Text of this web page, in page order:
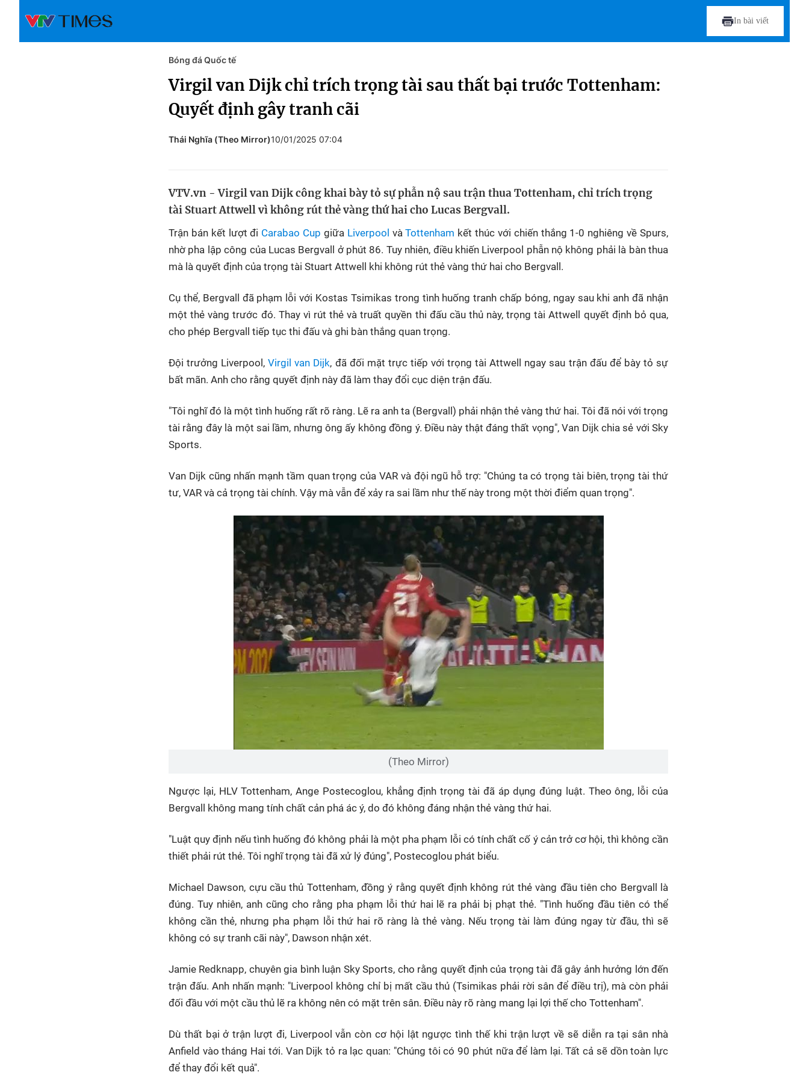
In bài viết
Bóng đá Quốc tế
Virgil van Dijk chỉ trích trọng tài sau thất bại trước Tottenham:
Quyết định gây tranh cãi
Thái Nghĩa (Theo Mirror)10/01/2025 07:04
VTV.vn - Virgil van Dijk công khai bày tỏ sự phẫn nộ sau trận thua Tottenham, chỉ trích trọng
tài Stuart Attwell vì không rút thẻ vàng thứ hai cho Lucas Bergvall.
Trận bán kết lượt đi Carabao Cup giữa Liverpool vàTottenham kết thúc với chiến thắng 1-0 nghiêng về Spurs,
nhờ pha lập công của Lucas Bergvall ở phút 86. Tuy nhiên, điều khiến Liverpool phẫn nộ không phải là bàn thua
mà là quyết định của trọng tài Stuart Attwell khi không rút thẻ vàng thứ hai cho Bergvall.
Cụ thể, Bergvall đã phạm lỗi với Kostas Tsimikas trong tình huống tranh chấp bóng, ngay sau khi anh đã nhận
một thẻ vàng trước đó. Thay vì rút thẻ và truất quyền thi đấu cầu thủ này, trọng tài Attwell quyết định bỏ qua,
cho phép Bergvall tiếp tục thi đấu và ghi bàn thắng quan trọng.
Đội trưởng Liverpool,Virgil van Dijk, đã đối mặt trực tiếp với trọng tài Attwell ngay sau trận đấu để bày tỏ sự
bất mãn. Anh cho rằng quyết định này đã làm thay đổi cục diện trận đấu.
"Tôi nghĩ đó là một tình huống rất rõ ràng. Lẽ ra anh ta (Bergvall) phải nhận thẻ vàng thứ hai. Tôi đã nói với trọng
tài rằng đây là một sai lầm, nhưng ông ấy không đồng ý. Điều này thật đáng thất vọng", Van Dijk chia sẻ với Sky
Sports.
Van Dijk cũng nhấn mạnh tầm quan trọng của VAR và đội ngũ hỗ trợ: "Chúng ta có trọng tài biên, trọng tài thứ
tư, VAR và cả trọng tài chính. Vậy mà vẫn để xảy ra sai lầm như thế này trong một thời điểm quan trọng".
(Theo Mirror)
Ngược lại, HLV Tottenham, Ange Postecoglou, khẳng định trọng tài đã áp dụng đúng luật. Theo ông, lỗi của
Bergvall không mang tính chất cản phá ác ý, do đó không đáng nhận thẻ vàng thứ hai.
"Luật quy định nếu tình huống đó không phải là một pha phạm lỗi có tính chất cố ý cản trở cơ hội, thì không cần
thiết phải rút thẻ. Tôi nghĩ trọng tài đã xử lý đúng", Postecoglou phát biểu.
Michael Dawson, cựu cầu thủ Tottenham, đồng ý rằng quyết định không rút thẻ vàng đầu tiên cho Bergvall là
đúng. Tuy nhiên, anh cũng cho rằng pha phạm lỗi thứ hai lẽ ra phải bị phạt thẻ. "Tình huống đầu tiên có thể
không cần thẻ, nhưng pha phạm lỗi thứ hai rõ ràng là thẻ vàng. Nếu trọng tài làm đúng ngay từ đầu, thì sẽ
không có sự tranh cãi này", Dawson nhận xét.
Jamie Redknapp, chuyên gia bình luận Sky Sports, cho rằng quyết định của trọng tài đã gây ảnh hưởng lớn đến
trận đấu. Anh nhấn mạnh: "Liverpool không chỉ bị mất cầu thủ (Tsimikas phải rời sân để điều trị), mà còn phải
đối đầu với một cầu thủ lẽ ra không nên có mặt trên sân. Điều này rõ ràng mang lại lợi thế cho Tottenham".
Dù thất bại ở trận lượt đi, Liverpool vẫn còn cơ hội lật ngược tình thế khi trận lượt về sẽ diễn ra tại sân nhà
Anfield vào tháng Hai tới. Van Dijk tỏ ra lạc quan: "Chúng tôi có 90 phút nữa để làm lại. Tất cả sẽ dồn toàn lực
để thay đổi kết quả".